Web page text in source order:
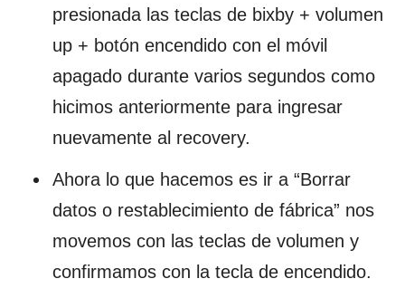
presionada las teclas de bixby + volumen
up + botón encendido con el móvil
apagado durante varios segundos como
hicimos anteriormente para ingresar
nuevamente al recovery.
Ahora lo que hacemos es ir a “Borrar
datos o restablecimiento de fábrica” nos
movemos con las teclas de volumen y
confirmamos con la tecla de encendido.